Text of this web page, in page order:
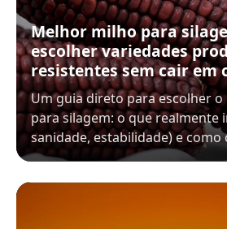
Melhor milho para
escolher variedades
resistentes sem cair em
Um guia direto para escolher
para silagem: o que realmente
sanidade, estabilidade) e